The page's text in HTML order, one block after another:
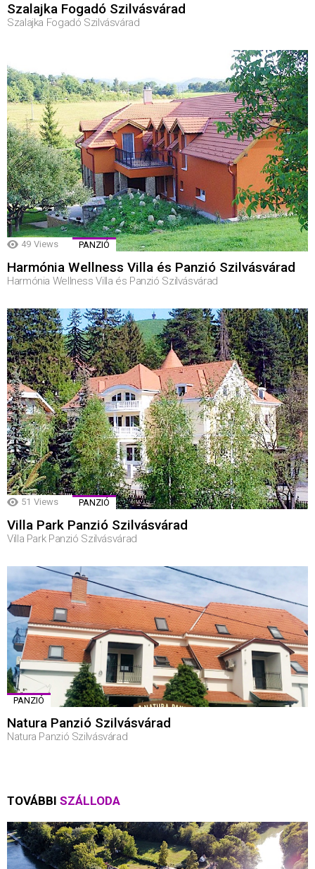
Szalajka Fogadó Szilvásvárad
Szalajka Fogadó Szilvásvárad
49 Views PANZIÓ
Harmónia Wellness Villa és Panzió Szilvásvárad
Harmónia Wellness Villa és Panzió Szilvásvárad
51 Views PANZIÓ
Villa Park Panzió Szilvásvárad
Villa Park Panzió Szilvásvárad
PANZIÓ
Natura Panzió Szilvásvárad
Natura Panzió Szilvásvárad
TOVÁBBI SZÁLLODA